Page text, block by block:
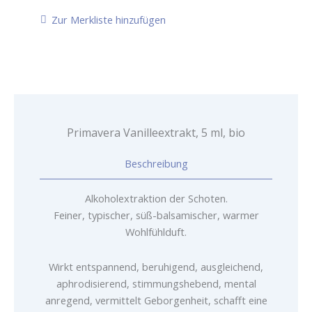
bio Zur Merkliste hinzufügen
Primavera Vanilleextrakt, 5 ml, bio
Beschreibung
Alkoholextraktion der Schoten.
Feiner, typischer, süß-balsamischer, warmer
Wohlfühlduft.
Wirkt entspannend, beruhigend, ausgleichend,
aphrodisierend, stimmungshebend, mental
anregend, vermittelt Geborgenheit, schafft eine